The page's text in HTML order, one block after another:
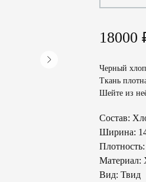
18000
Черный
Ткань
Шейте из
Состав:
Ширина:
Материал:
Вид: Твид